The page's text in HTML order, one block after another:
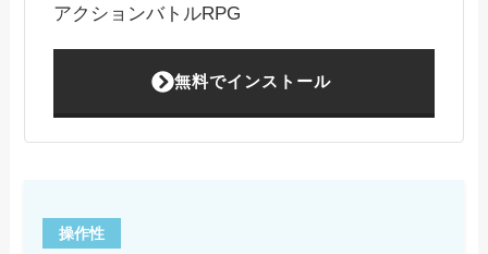
アクションバトルRPG
無料でインストール
操作性